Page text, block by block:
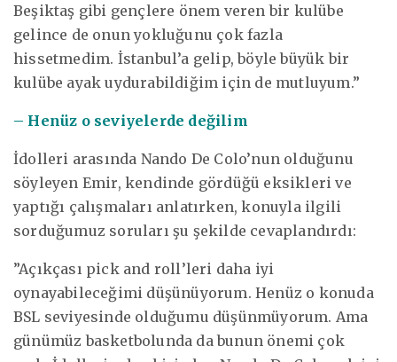
Beşiktaş gibi gençlere önem veren bir kulübe
gelince de onun yokluğunu çok fazla
hissetmedim. İstanbul’a gelip, böyle büyük bir
kulübe ayak uydurabildiğim için de mutluyum.”
– Henüz o seviyelerde değilim
İdolleri arasında Nando De Colo’nun olduğunu
söyleyen Emir, kendinde gördüğü eksikleri ve
yaptığı çalışmaları anlatırken, konuyla ilgili
sorduğumuz soruları şu şekilde cevaplandırdı:
”Açıkçası pick and roll’leri daha iyi
oynayabileceğimi düşünüyorum. Henüz o konuda
BSL seviyesinde olduğumu düşünmüyorum. Ama
günümüz basketbolunda da bunun önemi çok